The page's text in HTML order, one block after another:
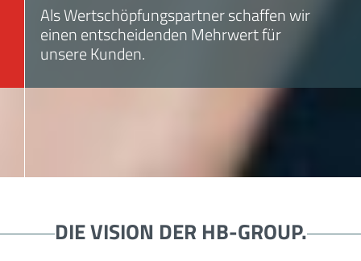
Als Wertschöpfungspartner schaffen wir
einen entscheidenden Mehrwert für
unsere Kunden.
DIE VISION DER HB-GROUP.